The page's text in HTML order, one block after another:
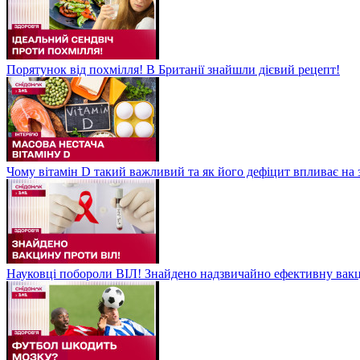
Порятунок від похмілля! В Британії знайшли дієвий рецепт!
Чому вітамін D такий важливий та як його дефіцит впливає на
Науковці побороли ВІЛ! Знайдено надзвичайно ефективну